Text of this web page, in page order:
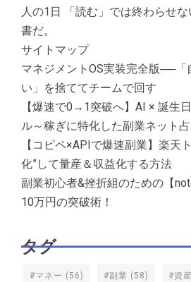
人の1日 「読む」では終わらせ
書だ。
サイトマップ
マネジメントOS実装完全版──「
い」を捨ててチームで回す
【爆速で0→1突破へ】AI × 誕生
ル～稼ぎに特化した副業ネット
【コピペ×APIで爆速副業】楽天
化”して量産＆収益化する方法
副業初心者&挫折組のための【
10万円の突破術！
タグ
#マネー (56) #副業 (58) #資産